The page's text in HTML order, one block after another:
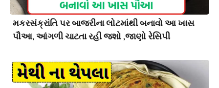
મકરસંક્રાંતિ પર બાજરીના લોટમાંથી બનાવો આ ખાસ
પૌઆ, આંગળી ચાટતા રહી જશો ,જાણો રેસિપી